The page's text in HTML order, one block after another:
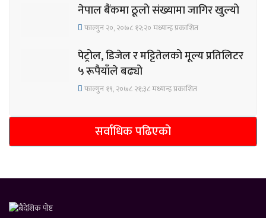
नेपाल बैंकमा ठूलो संख्यामा जागिर खुल्यो
फाल्गुन २०, २०७८ १२;२० मध्यान्ह प्रकाशित
पेट्रोल, डिजेल र मट्टितेलको मूल्य प्रतिलिटर
५ रूपैयाँले बढ्यो
फाल्गुन १९, २०७८ २१;३८ मध्यान्ह प्रकाशित
सर्वाधिक पढिएको